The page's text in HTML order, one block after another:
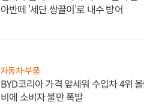
아반떼 '세단 쌍끌이'로 내수 방어
자동차·부품
BYD코리아 가격 앞세워 수입차 4위
비에 소비자 불만 폭발